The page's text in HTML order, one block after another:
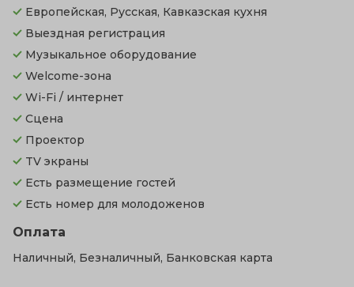
Европейская, Русская, Кавказская кухня
Выездная регистрация
Музыкальное оборудование
Welcome-зона
Wi-Fi / интернет
Сцена
Проектор
TV экраны
Есть размещение гостей
Есть номер для молодоженов
Оплата
Наличный, Безналичный, Банковская карта